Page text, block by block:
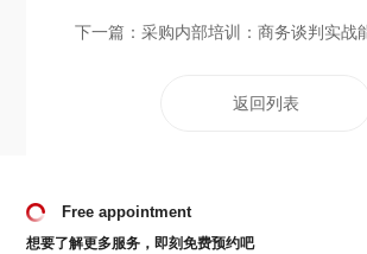
下一篇： 采购内部培训：商务谈判实战
返回列表
Free appointment
想要了解更多服务，即刻免费预约吧